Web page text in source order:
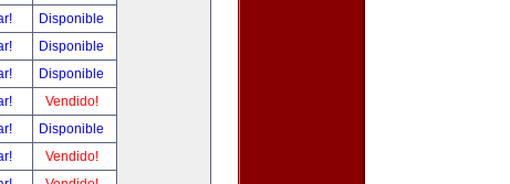
Disponible
Disponible
Disponible
Vendido!
Disponible
Vendido!